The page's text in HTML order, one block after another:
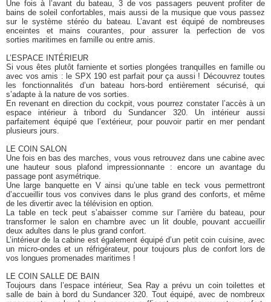
Une fois à l’avant du bateau, 3 de vos passagers peuvent profiter de
bains de soleil confortables, mais aussi de la musique que vous passez
sur le système stéréo du bateau. L’avant est équipé de nombreuses
enceintes et mains courantes, pour assurer la perfection de vos
sorties maritimes en famille ou entre amis.
L’ESPACE INTÉRIEUR
Si vous êtes plutôt farniente et sorties plongées tranquilles en famille ou
avec vos amis : le SPX 190 est parfait pour ça aussi ! Découvrez toutes
les fonctionnalités d’un bateau hors-bord entièrement sécurisé, qui
s’adapte à la nature de vos sorties.
En revenant en direction du cockpit, vous pourrez constater l’accès à un
espace intérieur à tribord du Sundancer 320. Un intérieur aussi
parfaitement équipé que l’extérieur, pour pouvoir partir en mer pendant
plusieurs jours.
LE COIN SALON
Une fois en bas des marches, vous vous retrouvez dans une cabine avec
une hauteur sous plafond impressionnante : encore un avantage du
passage pont asymétrique.
Une large banquette en V ainsi qu’une table en teck vous permettront
d’accueillir tous vos convives dans le plus grand des conforts, et même
de les divertir avec la télévision en option.
La table en teck peut s’abaisser comme sur l’arrière du bateau, pour
transformer le salon en chambre avec un lit double, pouvant accueillir
deux adultes dans le plus grand confort.
L’intérieur de la cabine est également équipé d’un petit coin cuisine, avec
un micro-ondes et un réfrigérateur, pour toujours plus de confort lors de
vos longues promenades maritimes !
LE COIN SALLE DE BAIN
Toujours dans l’espace intérieur, Sea Ray a prévu un coin toilettes et
salle de bain à bord du Sundancer 320. Tout équipé, avec de nombreux